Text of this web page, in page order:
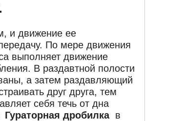
и движение ее
По мере движения
выполняет движение
В раздавтной полости
а затем раздавляющий
друг друга, тем
себя течь от дна
Гураторная дробилкав